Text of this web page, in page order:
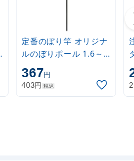
定番のぼり竿 オリジナ
ルのぼりポール 1.6～
3m 伸縮式 黒
(30537BLK)
367円
403円 税込